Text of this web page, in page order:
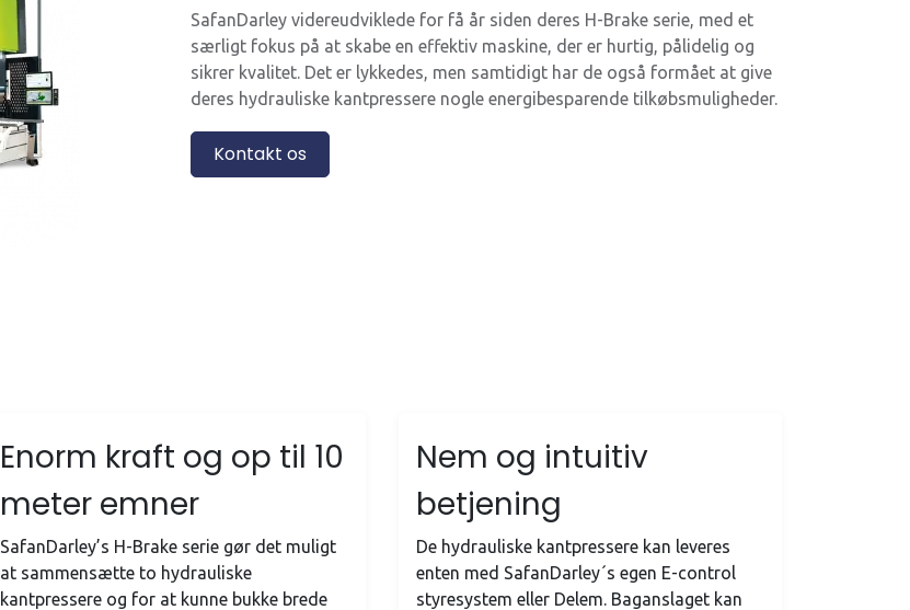
SafanDarley videreudviklede for få år siden deres H-Brake serie, med et
særligt fokus på at skabe en effektiv maskine, der er hurtig, pålidelig og
sikrer kvalitet. Det er lykkedes, men samtidigt har de også formået at give
deres hydrauliske kantpressere nogle energibesparende tilkøbsmuligheder.
Kontakt os
Enorm kraft og op til 10
meter emner
SafanDarley’s H-Brake serie gør det muligt
at sammensætte to hydrauliske
kantpressere og for at kunne bukke brede
Nem og intuitiv
betjening
De hydrauliske kantpressere kan leveres
enten med SafanDarley´s egen E-control
styresystem eller Delem. Baganslaget kan